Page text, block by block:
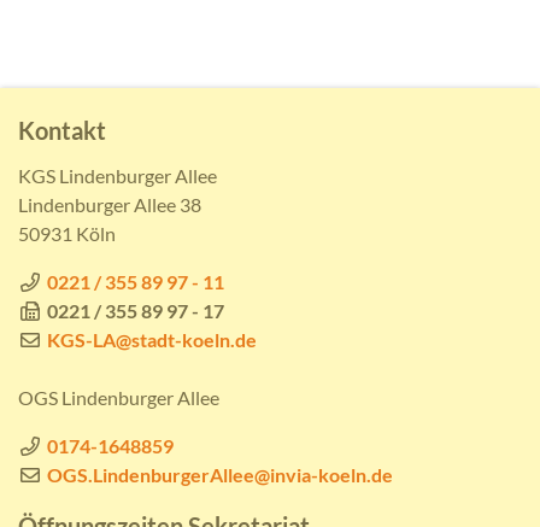
Kontakt
KGS Lindenburger Allee
Lindenburger Allee 38
50931 Köln
0221 / 355 89 97 - 11
0221 / 355 89 97 - 17
KGS-LA@stadt-koeln.de
OGS Lindenburger Allee
0174-1648859
OGS.LindenburgerAllee@invia-koeln.de